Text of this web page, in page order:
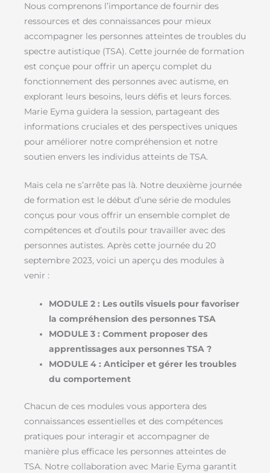
Nous comprenons l’importance de fournir des
ressources et des connaissances pour mieux
accompagner les personnes atteintes de troubles du
spectre autistique (TSA). Cette journée de formation
est conçue pour offrir un aperçu complet du
fonctionnement des personnes avec autisme, en
explorant leurs besoins, leurs défis et leurs forces.
Marie Eyma guidera la session, partageant des
informations cruciales et des perspectives uniques
pour améliorer notre compréhension et notre
soutien envers les individus atteints de TSA.
Mais cela ne s’arrête pas là. Notre deuxième journée
de formation est le début d’une série de modules
conçus pour vous offrir un ensemble complet de
compétences et d’outils pour travailler avec des
personnes autistes. Après cette journée du 20
septembre 2023, voici un aperçu des modules à
venir :
MODULE 2 : Les outils visuels pour favoriser
la compréhension des personnes TSA
MODULE 3 : Comment proposer des
apprentissages aux personnes TSA ?
MODULE 4 : Anticiper et gérer les troubles
du comportement
Chacun de ces modules vous apportera des
connaissances essentielles et des compétences
pratiques pour interagir et accompagner de
manière plus efficace les personnes atteintes de
TSA. Notre collaboration avec Marie Eyma garantit